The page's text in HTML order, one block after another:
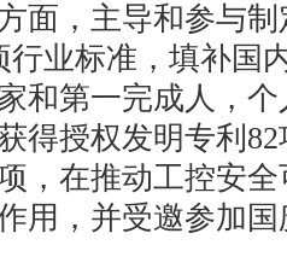
面，主导和参与
行业标准，填补国
和第一完成人，
得授权发明专利
，在推动工控安
用，并受邀参加国